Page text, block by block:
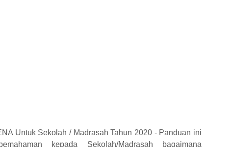
Untuk Sekolah / Madrasah Tahun 2020 - Panduan ini
kepada Sekolah/Madrasah bagaimana